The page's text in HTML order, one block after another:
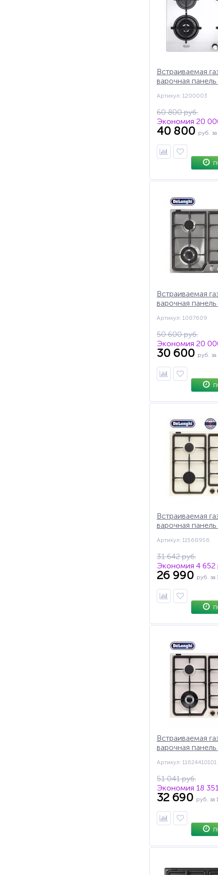
Встраиваемая
варочная
газ-контроль,
решетки
Артикул: 1200003
60 800 руб.
Экономия 20
40 800 руб.
Встраиваемая
варочная
"тройная корона",
автоподжиг, газ-
Артикул: 1087609
50 600 руб.
Экономия 20
30 600 руб.
Встраиваемая
варочная
контроль
Артикул: 11568956
31 642 руб.
Экономия 4 652
26 990 руб. за
Встраиваемая
варочная
"тройная корона",
автоподжиг, газ-
Артикул: 11624410101
51 041 руб.
Экономия 18
32 690 руб. за